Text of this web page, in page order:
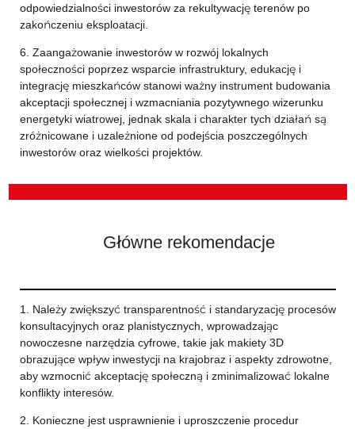
odpowiedzialności inwestorów za rekultywację terenów po
zakończeniu eksploatacji.
6. Zaangażowanie inwestorów w rozwój lokalnych
społeczności poprzez wsparcie infrastruktury, edukację i
integrację mieszkańców stanowi ważny instrument budowania
akceptacji społecznej i wzmacniania pozytywnego wizerunku
energetyki wiatrowej, jednak skala i charakter tych działań są
zróżnicowane i uzależnione od podejścia poszczególnych
inwestorów oraz wielkości projektów.
Główne rekomendacje
1. Należy zwiększyć transparentność i standaryzację procesów
konsultacyjnych oraz planistycznych, wprowadzając
nowoczesne narzędzia cyfrowe, takie jak makiety 3D
obrazujące wpływ inwestycji na krajobraz i aspekty zdrowotne,
aby wzmocnić akceptację społeczną i zminimalizować lokalne
konflikty interesów.
2. Konieczne jest usprawnienie i uproszczenie procedur